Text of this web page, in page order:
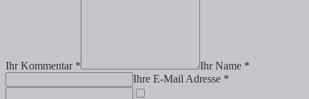
Ihr Kommentar *
Ihr Name *
Ihre E-Mail Adresse *